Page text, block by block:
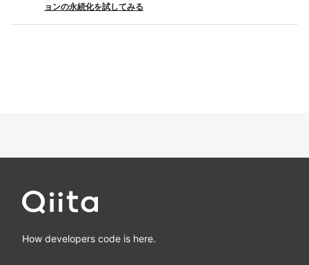
ョンの永続化を試してみる
How developers code is here.